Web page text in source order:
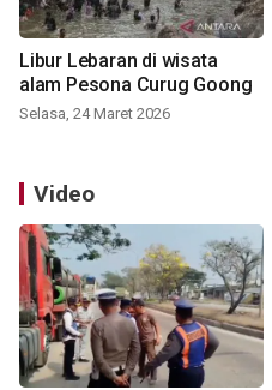
Libur Lebaran di wisata
alam Pesona Curug Goong
Selasa, 24 Maret 2026
Video